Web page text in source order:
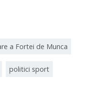
a Fortei de Munca
politici sport